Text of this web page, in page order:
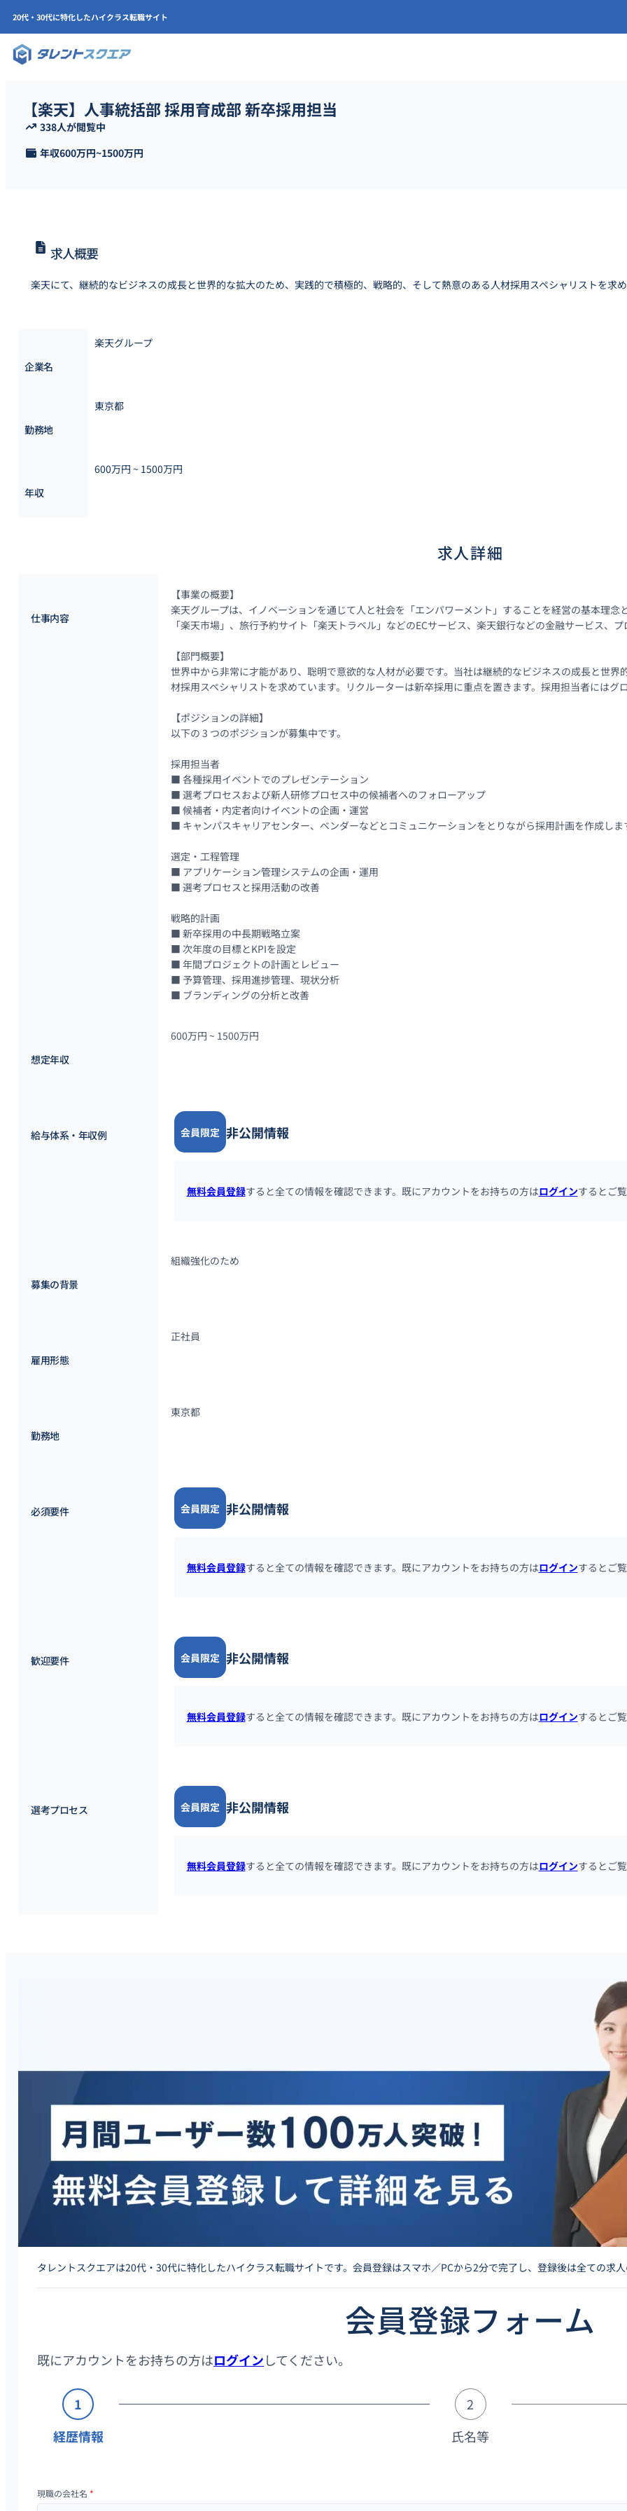
20代・30代に特化したハイクラス転職サイト
【楽天】人事統括部 採用育成部 新卒採用担当
338人が閲覧中
年収600万円~1500万円
求人概要
楽天にて、継続的なビジネスの成長と世界的な拡大のため、実践的で積極的、戦略的、そして熱意のある人材採用スペシャリストを求
企業名
楽天グループ
勤務地
東京都
年収
600万円 ~ 1500万円
求人詳細
仕事内容
【事業の概要】
楽天グループは、イノベーションを通じて人と社会を「エンパワーメント」することを経営の基本理
「楽天市場」、旅行予約サイト「楽天トラベル」などのECサービス、楽天銀行などの金融サービス、
【部門概要】
世界中から非常に才能があり、聡明で意欲的な人材が必要です。当社は継続的なビジネスの成長と世
材採用スペシャリストを求めています。リクルーターは新卒採用に重点を置きます。採用担当者にはグ
【ポジションの詳細】
以下の 3 つのポジションが募集中です。
採用担当者
■ 各種採用イベントでのプレゼンテーション
■ 選考プロセスおよび新人研修プロセス中の候補者へのフォローアップ
■ 候補者・内定者向けイベントの企画・運営
■ キャンパスキャリアセンター、ベンダーなどとコミュニケーションをとりながら採用計画を作成しま
選定・工程管理
■ アプリケーション管理システムの企画・運用
■ 選考プロセスと採用活動の改善
戦略的計画
■ 新卒採用の中長期戦略立案
■ 次年度の目標とKPIを設定
■ 年間プロジェクトの計画とレビュー
■ 予算管理、採用進捗管理、現状分析
■ ブランディングの分析と改善
想定年収
600万円 ~ 1500万円
給与体系・年収例 会員限定 非公開情報
無料会員登録すると全ての情報を確認できます。既にアカウントをお持ちの方はログインするとご
募集の背景
組織強化のため
雇用形態
正社員
勤務地
東京都
必須要件 会員限定 非公開情報
無料会員登録すると全ての情報を確認できます。既にアカウントをお持ちの方はログインするとご
歓迎要件 会員限定 非公開情報
無料会員登録すると全ての情報を確認できます。既にアカウントをお持ちの方はログインするとご
選考プロセス 会員限定 非公開情報
無料会員登録すると全ての情報を確認できます。既にアカウントをお持ちの方はログインするとご
タレントスクエアは20代・30代に特化したハイクラス転職サイトです。会員登録はスマホ／PCから2分で完了し、登録後は全ての求
会員登録フォーム
既にアカウントをお持ちの方はログインしてください。
1
経歴情報
2
氏名等
現職の会社名 *